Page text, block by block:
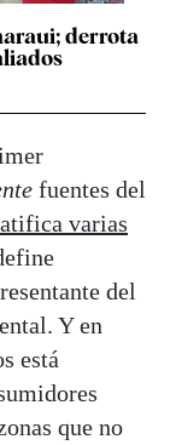
derrota
fuentes del
varias
del
Y en
está
que no